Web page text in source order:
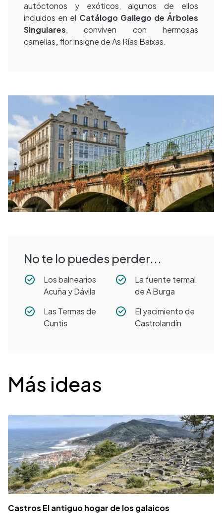
autóctonos y exóticos, algunos de ellos
incluidos en el Catálogo Gallego de Árboles
Singulares, conviven con hermosas
camelias,flor insigne de As Rías Baixas.
No te lo puedes perder...
Los balnearios
Acuña y Dávila
La fuente termal
de A Burga
Las Termas de
Cuntis
El yacimiento de
Castrolandín
Desplegable
Más ideas
Castros El antiguo hogar de los galaicos